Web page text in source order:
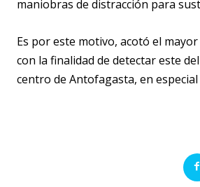
maniobras de distracción para
Es por este motivo, acotó el
con la finalidad de detectar este
centro de Antofagasta, en